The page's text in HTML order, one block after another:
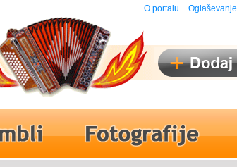
O portalu Oglaševanje